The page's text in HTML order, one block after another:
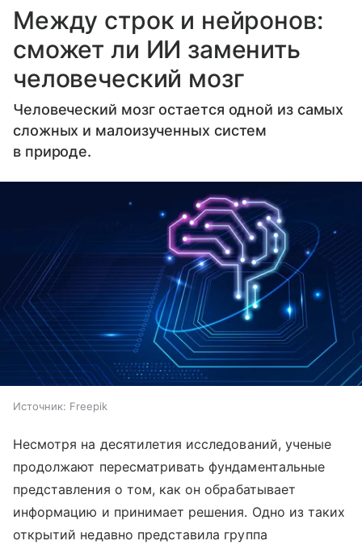
Между строк и нейронов:
сможет ли ИИ заменить
человеческий мозг
Человеческий мозг остается одной из самых
сложных и малоизученных систем
в природе.
Источник: Freepik
Несмотря на десятилетия исследований, ученые
продолжают пересматривать фундаментальные
представления о том, как он обрабатывает
информацию и принимает решения. Одно из таких
открытий недавно представила группа